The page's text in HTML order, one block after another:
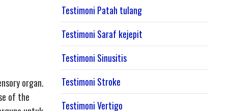
organ.
of the
Testimoni Patah tulang
Testimoni Saraf kejepit
Testimoni Sinusitis
Testimoni Stroke
Testimoni Vertigo